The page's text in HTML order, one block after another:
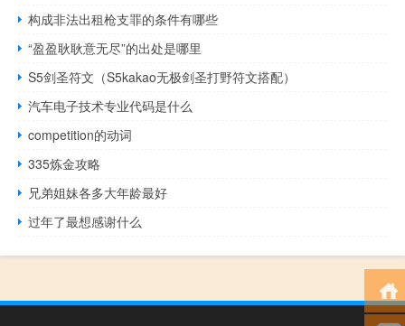
构成非法出租枪支罪的条件有哪些
“盈盈耿耿意无尽”的出处是哪里
S5剑圣符文（S5kakao无极剑圣打野符文搭配）
汽车电子技术专业代码是什么
competition的动词
335炼金攻略
兄弟姐妹各多大年龄最好
过年了最想感谢什么